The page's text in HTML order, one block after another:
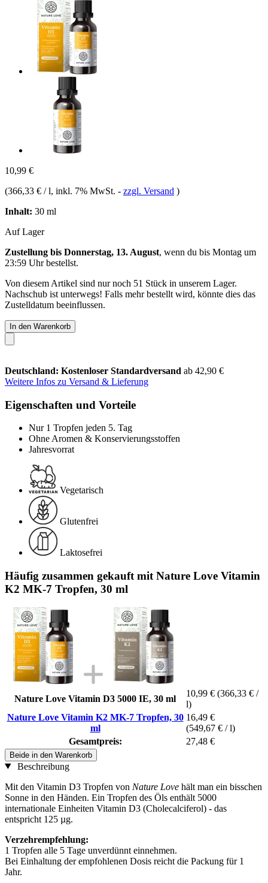
10,99 €
(366,33 € / l, inkl. 7% MwSt. - zzgl. Versand )
Inhalt: 30 ml
Auf Lager
Zustellung bis Donnerstag, 13. August, wenn du bis Montag um
23:59 Uhrbestellst.
Von diesem Artikel sind nur noch 51 Stück in unserem Lager.
Nachschub ist unterwegs! Falls mehr bestellt wird, könnte dies das
Zustelldatum beeinflussen.
In den Warenkorb
Deutschland: Kostenloser Standardversand ab 42,90 €
Weitere Infos zu Versand & Lieferung
Eigenschaften und Vorteile
Nur 1 Tropfen jeden 5. Tag
Ohne Aromen & Konservierungsstoffen
Jahresvorrat
Vegetarisch
Glutenfrei
Laktosefrei
Häufig zusammen gekauft mit Nature Love Vitamin
K2 MK-7 Tropfen, 30 ml
Nature Love Vitamin D3 5000 IE, 30 ml
10,99 € (366,33 € /
l)
Nature Love Vitamin K2 MK-7 Tropfen, 30
ml
16,49 €
(549,67 € / l)
Gesamtpreis:
27,48 €
Beide in den Warenkorb
Beschreibung
Mit den Vitamin D3 Tropfen von Nature Love hält man ein bisschen
Sonne in den Händen. Ein Tropfen des Öls enthält 5000
internationale Einheiten Vitamin D3 (Cholecalciferol) - das
entspricht 125 µg.
Verzehrempfehlung:
1 Tropfen alle 5 Tage unverdünnt einnehmen.
Bei Einhaltung der empfohlenen Dosis reicht die Packung für 1
Jahr.